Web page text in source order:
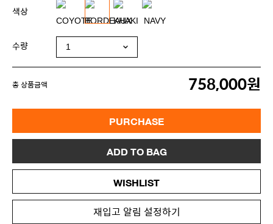
색상
수량
총 상품금액 758,000원
PURCHASE
ADD TO BAG
WISHLIST
재입고 알림 설정하기